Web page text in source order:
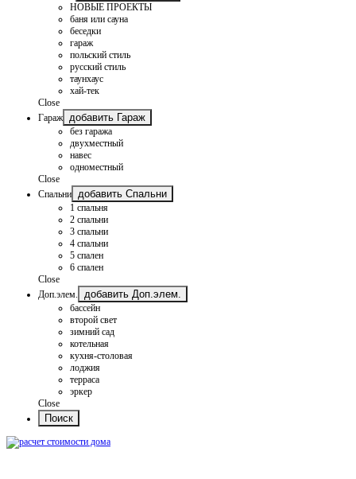
НОВЫЕ ПРОЕКТЫ
баня или сауна
беседки
гараж
польский стиль
русский стиль
таунхаус
хай-тек
Close
Гараж
добавить Гараж
без гаража
двухместный
навес
одноместный
Close
Спальни
добавить Спальни
1 спальня
2 спальни
3 спальни
4 спальни
5 спален
6 спален
Close
Доп.элем.
добавить Доп.элем.
бассейн
второй свет
зимний сад
котельная
кухня-столовая
лоджия
терраса
эркер
Close